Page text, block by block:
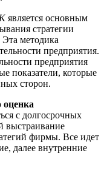
является основным
стратегии
методика
предприятия.
предприятия
показатели, которые
сторон.
оценка
с долгосрочных
выстраивание
фирмы. Все идет
далее внутренние